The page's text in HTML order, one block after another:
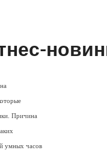
Причина
умных часов